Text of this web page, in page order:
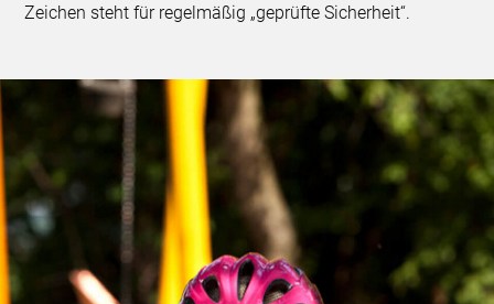
Zeichen steht für regelmäßig „geprüfte Sicherheit“.